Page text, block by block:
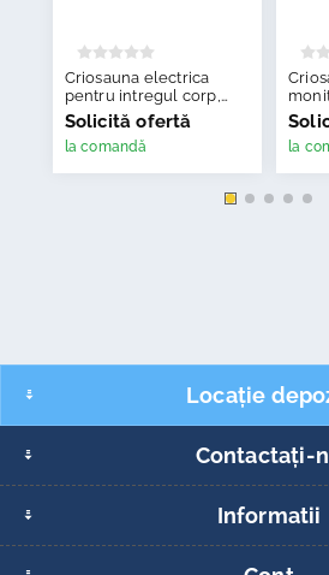
Criosauna electrica
pentru intregul corp,
Antarctica Barrel
Solicită ofertă
la comandă la
Locație
Contactați-
Informatii